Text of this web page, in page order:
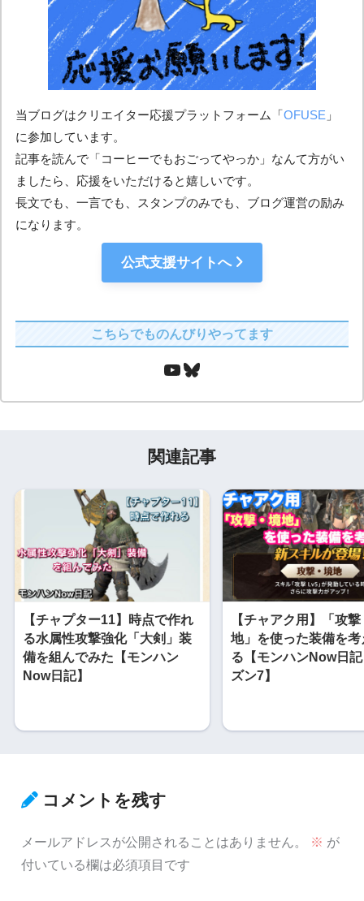
当ブログはクリエイター応援プラットフォーム「OFUSE 」
に参加しています。
記事を読んで「コーヒーでもおごってやっか」なんて方がい
ましたら、応援をいただけると嬉しいです。
長文でも、一言でも、スタンプのみでも、ブログ運営の励み
になります。
公式支援サイトへ
こちらでものんびりやってます
関連記事
【チャプター11】時点で作れ
る水属性攻撃強化「大剣」装
備を組んでみた【モンハン
Now日記】
【チャアク用】「攻
地」を使った装備を考
る【モンハンNow日
ズン7】
コメントを残す
メールアドレスが公開されることはありません。 ※ が
付いている欄は必須項目です